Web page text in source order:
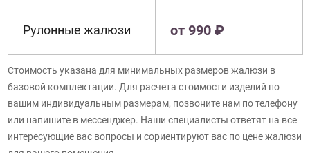
Рулонные жалюзи от 990 ₽
Стоимость указана для минимальных размеров жалюзи в
базовой комплектации. Для расчета стоимости изделий по
вашим индивидуальным размерам, позвоните нам по телефону
или напишите в мессенджер. Наши специалисты ответят на все
интересующие вас вопросы и сориентируют вас по цене жалюзи